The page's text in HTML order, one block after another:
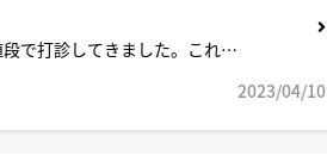
で打診してきました。これは
2023/04/10